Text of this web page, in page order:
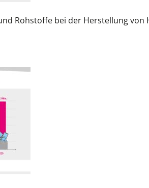
Rohstoffe bei der Herstellung von